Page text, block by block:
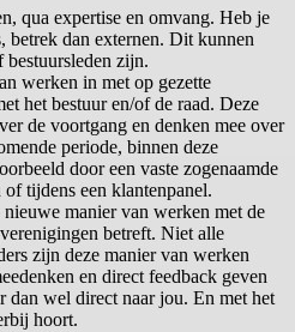
qua expertise en omvang. Heb je
betrek dan externen. Dit kunnen
bestuursleden zijn.
werken in met op gezette
het bestuur en/of de raad. Deze
de voortgang en denken mee over
periode, binnen deze
door een vaste zogenaamde
of tijdens een klantenpanel.
manier van werken met de
betreft. Niet alle
zijn deze manier van werken
en direct feedback geven
wel direct naar jou. En met het
hoort.